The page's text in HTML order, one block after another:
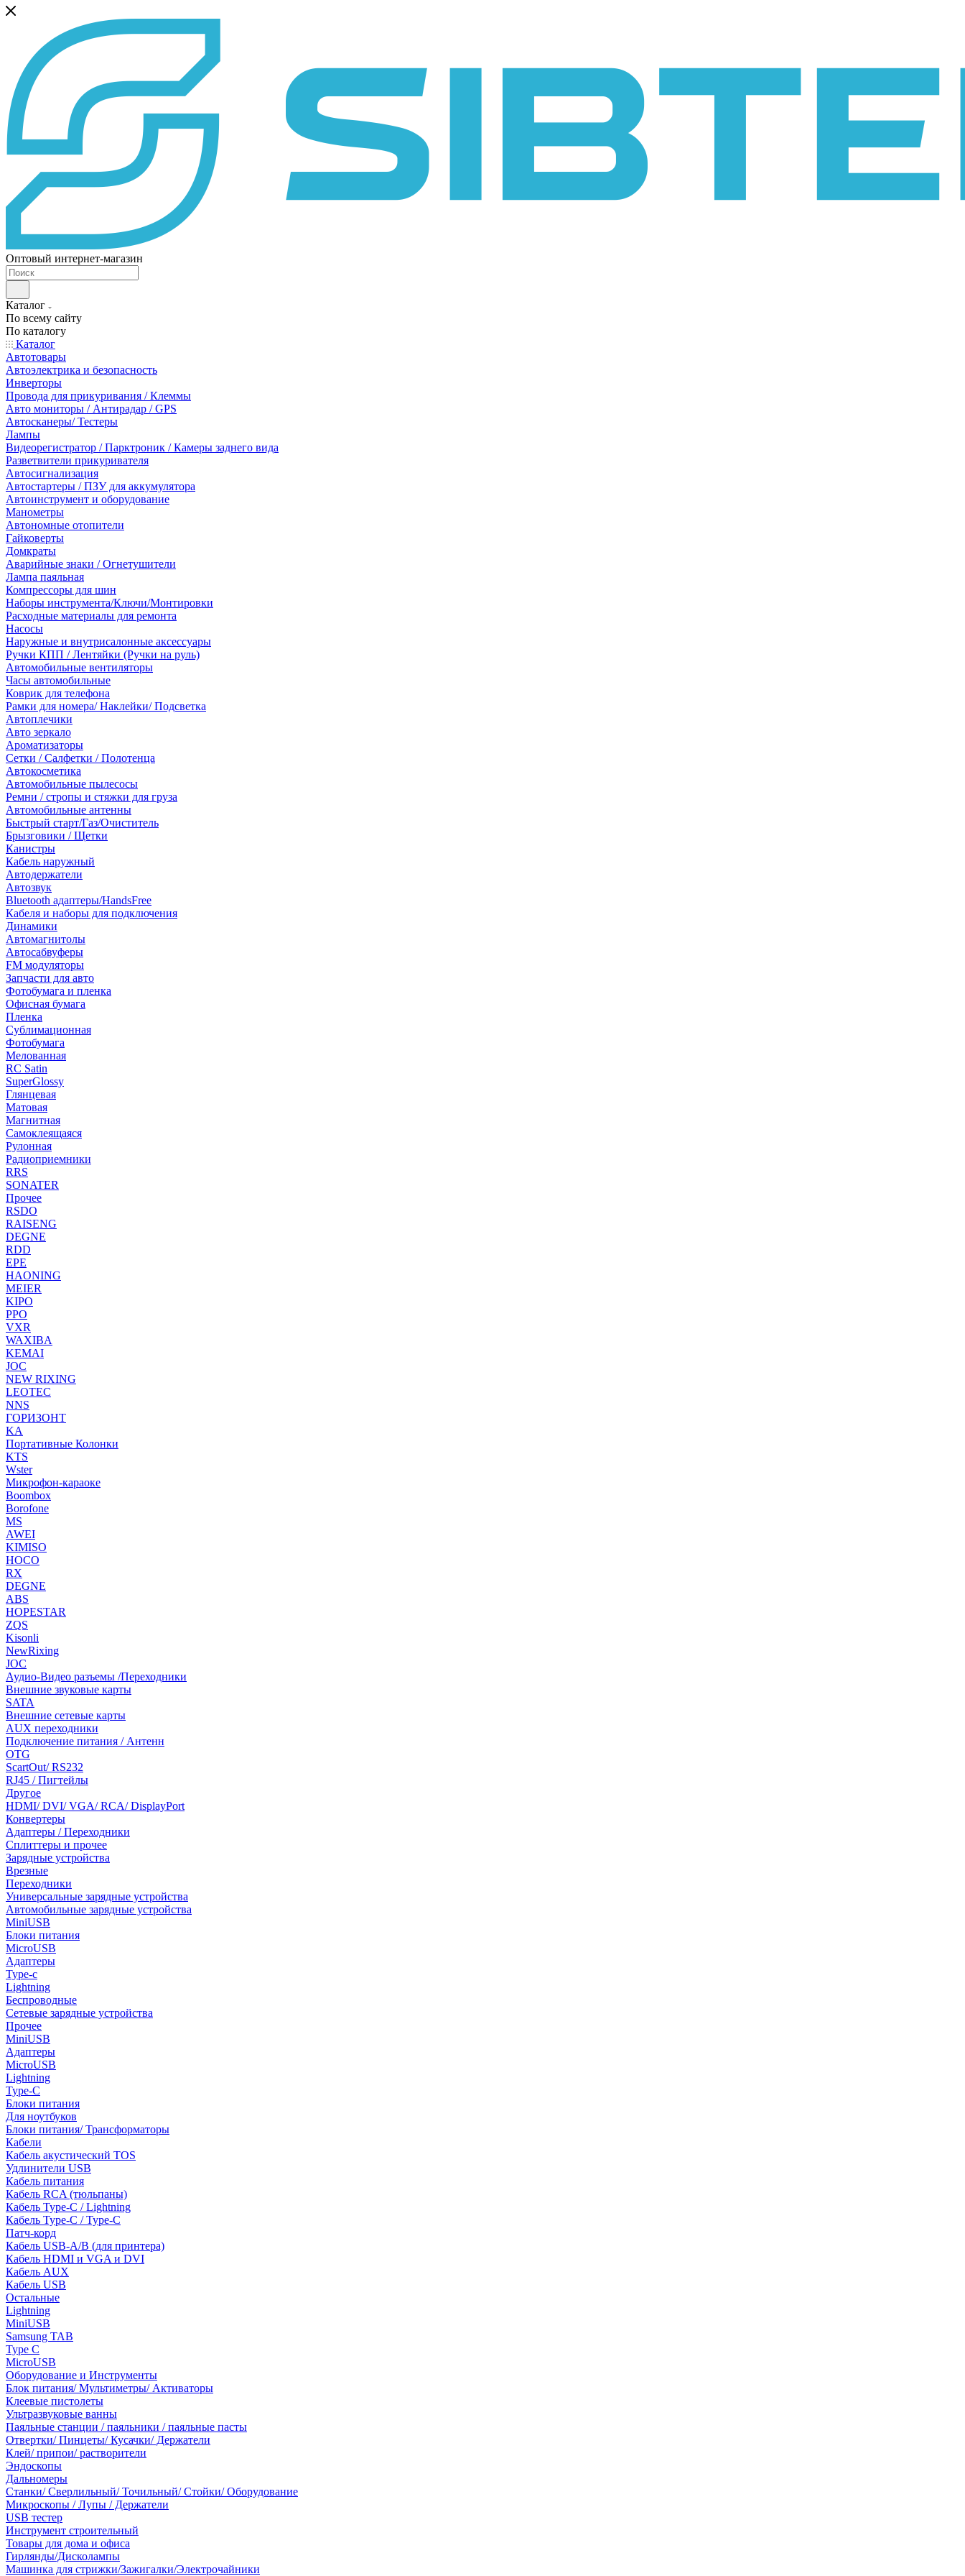
Оптовый интернет-магазин
Каталог
По всему сайту
По каталогу
Каталог
Автотовары
Автоэлектрика и безопасность
Инверторы
Провода для прикуривания / Клеммы
Авто мониторы / Антирадар / GPS
Автосканеры/ Тестеры
Лампы
Видеорегистратор / Парктроник / Камеры заднего вида
Разветвители прикуривателя
Автосигнализация
Автостартеры / ПЗУ для аккумулятора
Автоинструмент и оборудование
Манометры
Автономные отопители
Гайковерты
Домкраты
Аварийные знаки / Огнетушители
Лампа паяльная
Компрессоры для шин
Наборы инструмента/Ключи/Монтировки
Расходные материалы для ремонта
Насосы
Наружные и внутрисалонные аксессуары
Ручки КПП / Лентяйки (Ручки на руль)
Автомобильные вентиляторы
Часы автомобильные
Коврик для телефона
Рамки для номера/ Наклейки/ Подсветка
Автоплечики
Авто зеркало
Ароматизаторы
Сетки / Салфетки / Полотенца
Автокосметика
Автомобильные пылесосы
Ремни / стропы и стяжки для груза
Автомобильные антенны
Быстрый старт/Газ/Очиститель
Брызговики / Щетки
Канистры
Кабель наружный
Автодержатели
Автозвук
Bluetooth адаптеры/HandsFree
Кабеля и наборы для подключения
Динамики
Автомагнитолы
Автосабвуферы
FM модуляторы
Запчасти для авто
Фотобумага и пленка
Офисная бумага
Пленка
Сублимационная
Фотобумага
Мелованная
RC Satin
SuperGlossy
Глянцевая
Матовая
Магнитная
Самоклеящаяся
Рулонная
Радиоприемники
RRS
SONATER
Прочее
RSDO
RAISENG
DEGNE
RDD
EPE
HAONING
MEIER
KIPO
PPO
VXR
WAXIBA
KEMAI
JOC
NEW RIXING
LEOTEC
NNS
ГОРИЗОНТ
KA
Портативные Колонки
KTS
Wster
Микрофон-караоке
Boombox
Borofone
MS
AWEI
KIMISO
HOCO
RX
DEGNE
ABS
HOPESTAR
ZQS
Kisonli
NewRixing
JOC
Аудио-Видео разъемы /Переходники
Внешние звуковые карты
SATA
Внешние сетевые карты
AUX переходники
Подключение питания / Антенн
OTG
ScartOut/ RS232
RJ45 / Пигтейлы
Другое
HDMI/ DVI/ VGA/ RCA/ DisplayPort
Конвертеры
Адаптеры / Переходники
Сплиттеры и прочее
Зарядные устройства
Врезные
Переходники
Универсальные зарядные устройства
Автомобильные зарядные устройства
MiniUSB
Блоки питания
MicroUSB
Адаптеры
Type-c
Lightning
Беспроводные
Сетевые зарядные устройства
Прочее
MiniUSB
Адаптеры
MicroUSB
Lightning
Type-C
Блоки питания
Для ноутбуков
Блоки питания/ Трансформаторы
Кабели
Кабель акустический TOS
Удлинители USB
Кабель питания
Кабель RCA (тюльпаны)
Кабель Type-C / Lightning
Кабель Type-C / Type-C
Патч-корд
Кабель USB-A/B (для принтера)
Кабель HDMI и VGA и DVI
Кабель AUX
Кабель USB
Остальные
Lightning
MiniUSB
Samsung TAB
Type C
MicroUSB
Оборудование и Инструменты
Блок питания/ Мультиметры/ Активаторы
Клеевые пистолеты
Ультразвуковые ванны
Паяльные станции / паяльники / паяльные пасты
Отвертки/ Пинцеты/ Кусачки/ Держатели
Клей/ припои/ растворители
Эндоскопы
Дальномеры
Станки/ Сверлильный/ Точильный/ Стойки/ Оборудование
Микроскопы / Лупы / Держатели
USB тестер
Инструмент строительный
Товары для дома и офиса
Гирлянды/Дисколампы
Машинка для стрижки/Зажигалки/Электрочайники